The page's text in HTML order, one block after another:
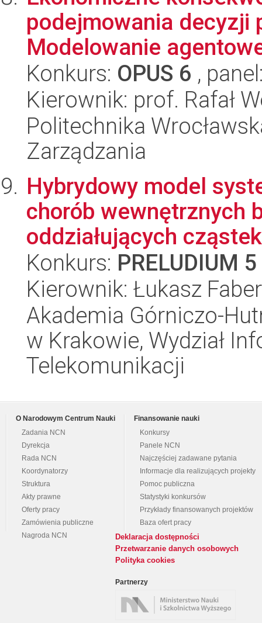
podejmowania decyzji
Modelowanie
Konkurs: OPUS 6 ,
Kierownik: prof. Rafał
Politechnika
Zarządzania
Hybrydowy model
chorób wewnętrznych
oddziałujących
Konkurs: PRELUDIUM 5
Kierownik: Łukasz Faber
Akademia Górniczo-
w Krakowie, Wydział
Telekomunikacji
O Narodowym Centrum Nauki
Zadania NCN
Dyrekcja
Rada NCN
Koordynatorzy
Struktura
Akty prawne
Oferty pracy
Zamówienia publiczne
Nagroda NCN
Finansowanie nauki
Konkursy
Panele NCN
Najczęściej zadawane pytania
Informacje dla realizujących projekty
Pomoc publiczna
Statystyki konkursów
Przykłady finansowanych projektów
Baza ofert pracy
Deklaracja dostępności
Przetwarzanie danych osobowych
Polityka cookies
Partnerzy